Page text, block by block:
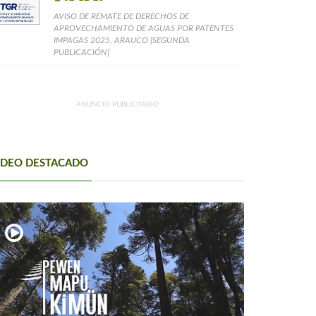
AVISO DE REMATE DE DERECHOS DE
APROVECHAMIENTO DE AGUAS POR PATENTES
IMPAGAS 2025, ARAUCO [SEGUNDA
PUBLICACIÓN]
ANUNCIO PUBLICITARIO
DESTACADO